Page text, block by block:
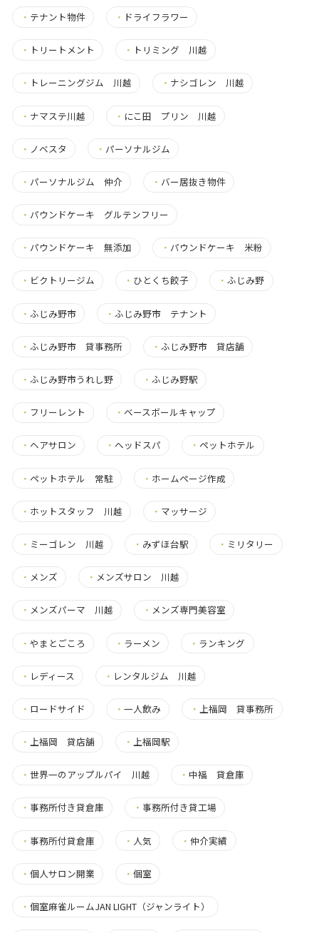
・ テナント物件 ・ ドライフラワー
・ トリートメント ・ トリミング 川越
・ トレーニングジム 川越 ・ ナシゴレン 川越
・ ナマステ川越 ・ にこ田 プリン 川越
・ ノベスタ ・ パーソナルジム
・ パーソナルジム 仲介 ・ バー居抜き物件
・ パウンドケーキ グルテンフリー
・ パウンドケーキ 無添加 ・ パウンドケーキ 米粉
・ ビクトリージム ・ ひとくち餃子 ・ふじみ野
・ ふじみ野市 ・ふじみ野市 テナント
・ ふじみ野市 貸事務所 ・ふじみ野市 貸店舗
・ ふじみ野市うれし野 ・ふじみ野駅
・ フリーレント ・ ベースボールキャップ
・ ヘアサロン ・ ヘッドスパ ・ペットホテル
・ ペットホテル 常駐 ・ ホームページ作成
・ ホットスタッフ 川越 ・ マッサージ
・ ミーゴレン 川越 ・ みずほ台駅 ・ ミリタリー
・ メンズ ・ メンズサロン 川越
・ メンズパーマ 川越 ・ メンズ専門美容室
・ やまとごころ ・ ラーメン ・ ランキング
・ レディース ・ レンタルジム 川越
・ ロードサイド ・一人飲み ・上福岡 貸事務所
・ 上福岡 貸店舗 ・上福岡駅
・ 世界一のアップルパイ 川越 ・中福 貸倉庫
・ 事務所付き貸倉庫 ・ 事務所付き貸工場
・ 事務所付貸倉庫 ・ 人気 ・仲介実績
・ 個人サロン開業 ・個室
・ 個室麻雀ルームJAN LIGHT（ジャンライト）